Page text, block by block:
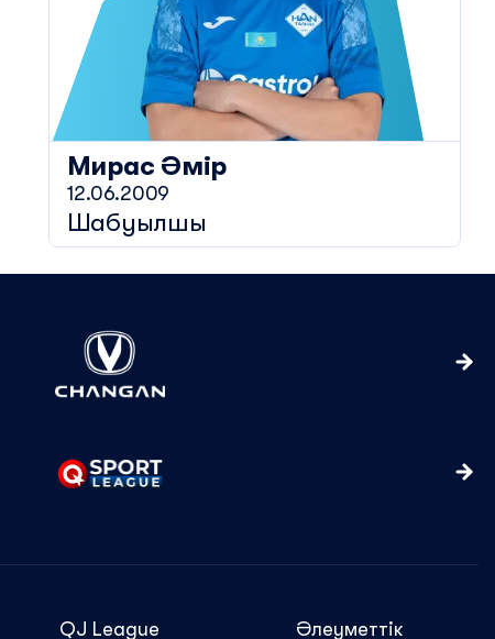
Мирас Әмір
12.06.2009
Шабуылшы
QJ League Әлеуметтік